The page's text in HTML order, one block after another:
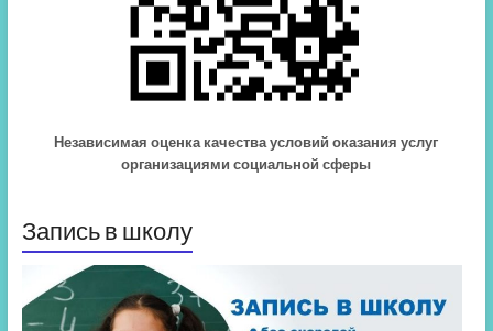
Независимая оценка качества условий оказания услуг
организациями социальной сферы
Запись в школу